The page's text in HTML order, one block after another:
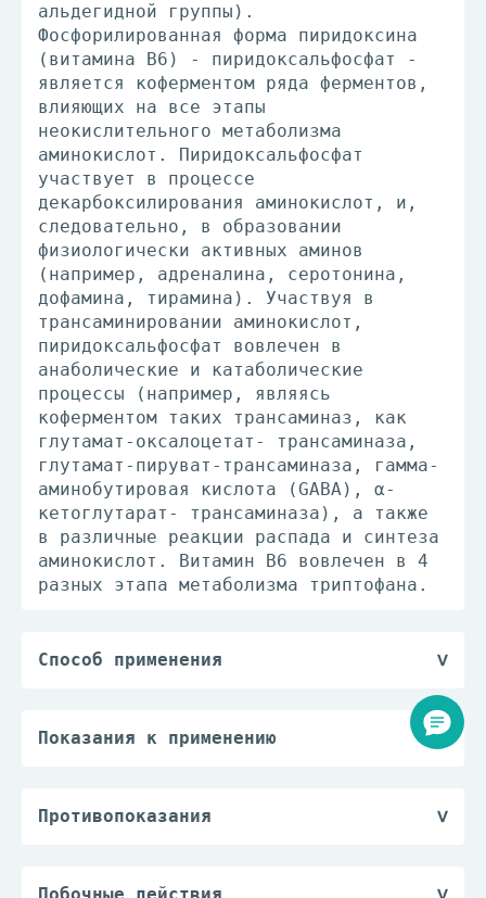
альдегидной группы).
Фосфорилированная форма пиридоксина
(витамина В6) - пиридоксальфосфат -
является коферментом ряда ферментов,
влияющих на все этапы
неокислительного метаболизма
аминокислот. Пиридоксальфосфат
участвует в процессе
декарбоксилирования аминокислот, и,
следовательно, в образовании
физиологически активных аминов
(например, адреналина, серотонина,
дофамина, тирамина). Участвуя в
трансаминировании аминокислот,
пиридоксальфосфат вовлечен в
анаболические и катаболические
процессы (например, являясь
коферментом таких трансаминаз, как
глутамат-оксалоцетат- трансаминаза,
глутамат-пируват-трансаминаза, гамма-
аминобутировая кислота (GABA), α-
кетоглутарат- трансаминаза), а также
в различные реакции распада и синтеза
аминокислот. Витамин В6 вовлечен в 4
разных этапа метаболизма триптофана.
Способ применения
количеством жидкости.
острых случаях после консультации
Показания к применению
и В6.
Противопоказания
бенфотиамину, пиридоксину или другим